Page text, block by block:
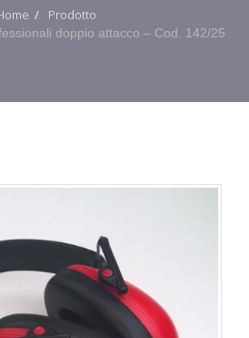
Prodotto
doppio attacco – Cod. 142/25